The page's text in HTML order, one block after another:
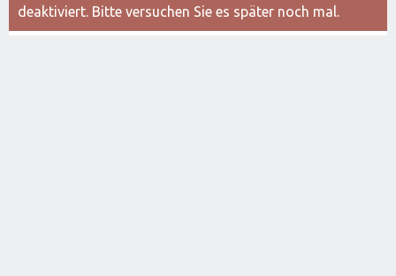
deaktiviert. Bitte versuchen Sie es später noch mal.